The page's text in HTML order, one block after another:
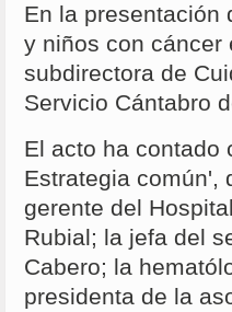
En la presentación
y niños con cáncer
subdirectora de
Servicio Cántabro
El acto ha contado
Estrategia común',
gerente del
Rubial; la jefa del
Cabero; la
presidenta de la